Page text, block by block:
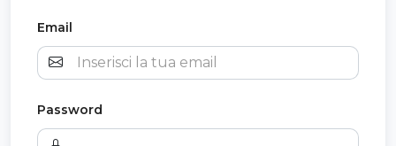
Email
Password